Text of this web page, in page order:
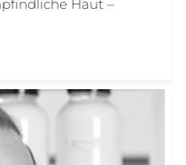
Haut –